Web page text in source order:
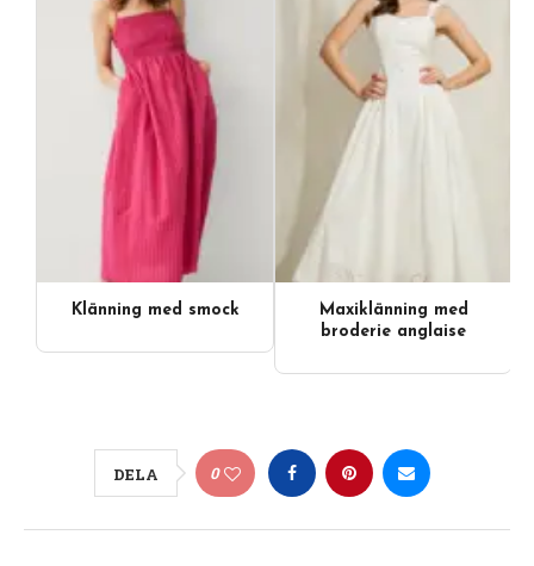
Klänning med smock
Maxiklänning med
broderie anglaise
DELA 0